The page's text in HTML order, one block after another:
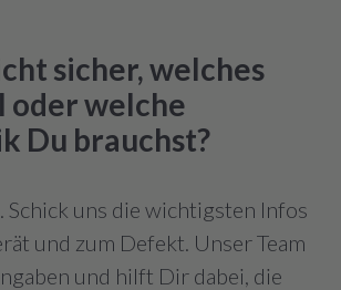
sicher, welches
oder welche
Du brauchst?
Schick uns die wichtigsten Infos
und zum Defekt. Unser Team
und hilft Dir dabei, die